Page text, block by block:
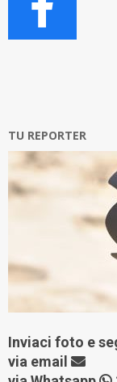
TU REPORTER
Inviaci foto e
via email